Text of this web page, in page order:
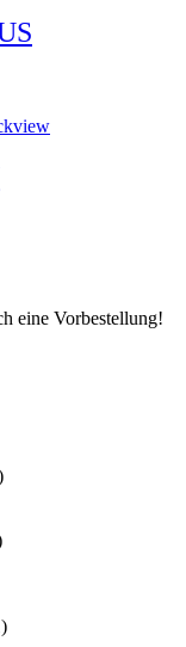
eine Vorbestellung!